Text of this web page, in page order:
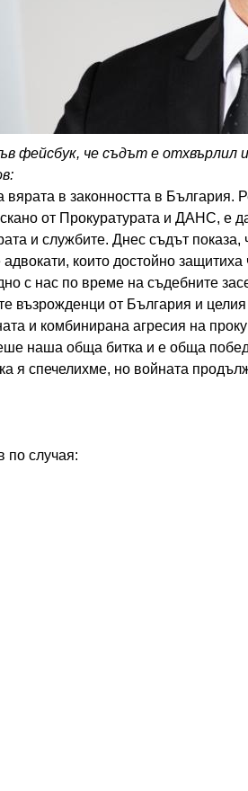
фейсбук, че съдът е отхвърлил
в законността в
от Прокуратурата и ДАНС, е
и службите. Днес съдът
които достойно
с нас по време на съдебните
възрожденци от България и
и комбинирана агресия на
наша обща битка и е обща
я спечелихме, но войната
по случая: